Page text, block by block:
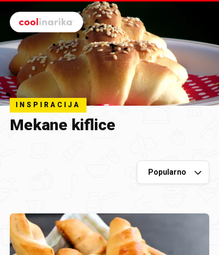
Preskoči na glavni sadržaj
INSPIRACIJA
Mekane kiflice